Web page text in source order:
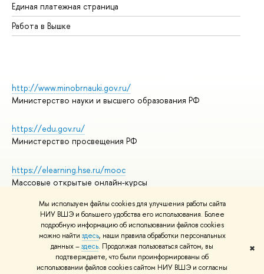
Мы используем файлы cookies для улучшения работы сайта
НИУ ВШЭ и большего удобства его использования. Более
подробную информацию об использовании файлов cookies
можно найти здесь, наши правила обработки персональных
данных –здесь. Продолжая пользоваться сайтом, вы
подтверждаете, что были проинформированы об
использовании файлов cookies сайтом НИУ ВШЭ и согласны
✖
Единая платежная страница
Работа в Вышке
http://www.minobrnauki.gov.ru/
Министерство науки и высшего образования РФ
https://edu.gov.ru/
Министерство просвещения РФ
https://elearning.hse.ru/mooc
Массовые открытые онлайн-курсы
© НИУ ВШЭ 1993–2026
Адреса и контакты
Условия использования материалов
Политика конфиденциальности